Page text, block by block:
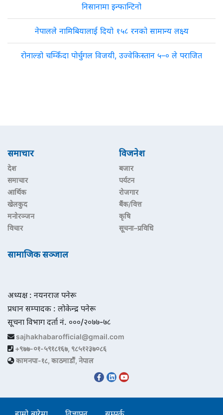
निसानामा इन्फान्टिनो
नेपालले नामिबियालाई दियो १५८ रनको सामान्य लक्ष्य
रोनाल्डो चम्किँदा पोर्चुगल विजयी, उज्वेकिस्तान ५–० ले पराजित
समाचार
देश
समाचार
आर्थिक
खेलकुद
मनोरञ्जन
विचार
विजनेश
बजार
पर्यटन
रोजगार
बैंक/वित्त
कृषि
सूचना–प्रविधि
सामाजिक सञ्जाल
अध्यक्ष : नयनराज पनेरू
प्रधान सम्पादक : लोकेन्द्र पनेरू
सूचना विभाग दर्ता नं. ०००/२०७७-७८
sajhakhabarofficial@gmail.com
+९७७-०१-५९१८१६७, ९८५१२३७०८६
कामनपा-१८, काठमाडौं, नेपाल